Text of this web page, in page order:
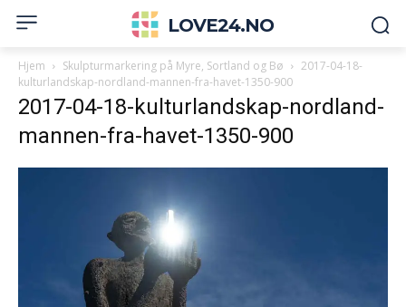
LOVE24.NO
Hjem Skulpturmarkering på Myre, Sortland og Bø
2017-04-18-
kulturlandskap-nordland-mannen-fra-havet-1350-900
2017-04-18-kulturlandskap-nordland-
mannen-fra-havet-1350-900